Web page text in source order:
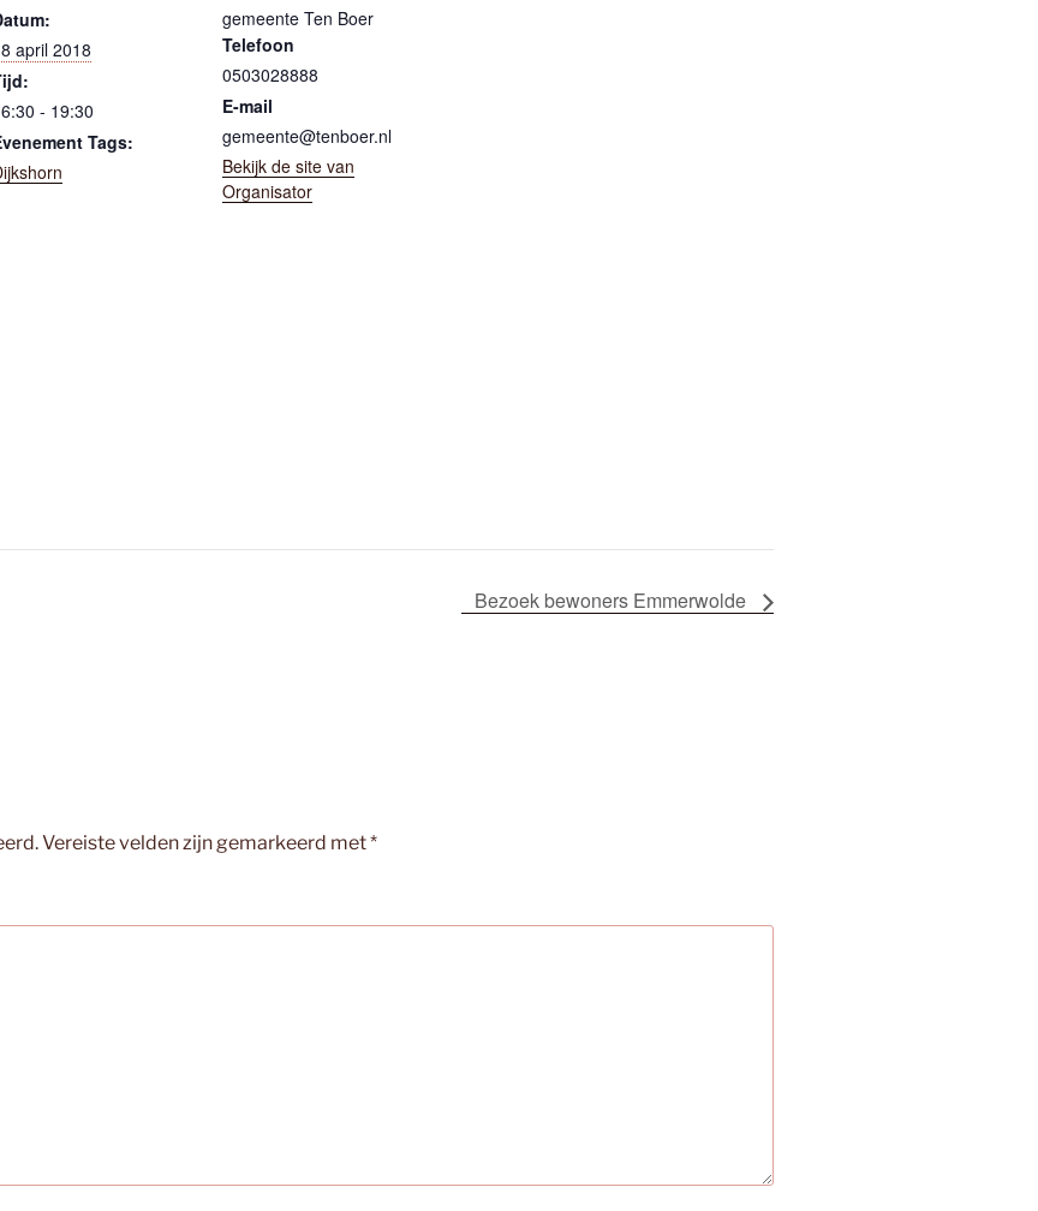
april 2018
- 19:30
Tags:
gemeente Ten Boer
Telefoon
0503028888
E-mail
gemeente@tenboer.nl
Bekijk de site van
Organisator
Bezoek bewoners Emmerwolde
Vereiste velden zijn gemarkeerd met*